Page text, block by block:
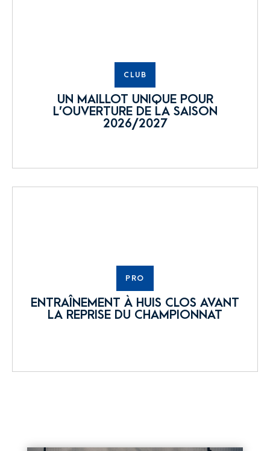
CLUB
UN MAILLOT UNIQUE POUR
L’OUVERTURE DE LA SAISON
2026/2027
PRO
ENTRAÎNEMENT À HUIS CLOS AVANT
LA REPRISE DU CHAMPIONNAT